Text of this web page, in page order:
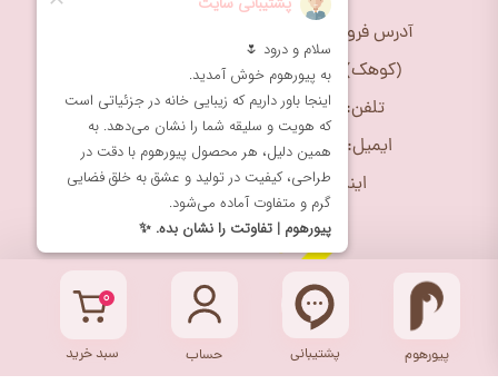
آدرس فروشگاه: تهران، چیتگر، بلوار علیمردانی
(کوهک)، مجتمع تجاری ریحانه، طبقه اول
تلفن: 09195539970 (10 الی 18 )
ایمیل: purehome1399@gmail.com
اینستاگرام: purehome_shop@
۰
پیورهوم پشتیبانی حساب سبد خرید